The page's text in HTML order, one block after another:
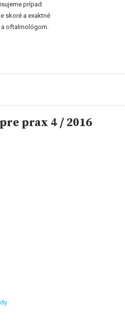
prípad
skoré a exaktné
a oftalmológom.
prax 4 / 2016